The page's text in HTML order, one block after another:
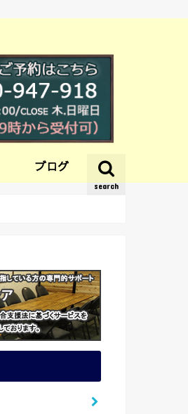
search
ブログ